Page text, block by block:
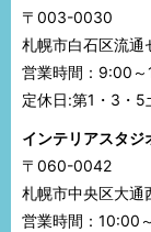
〒003-0030
札幌市白石区流通
営業時間：9:00
定休日:第1・3・5
インテリアスタジ
〒060-0042
札幌市中央区大通
営業時間：10:00